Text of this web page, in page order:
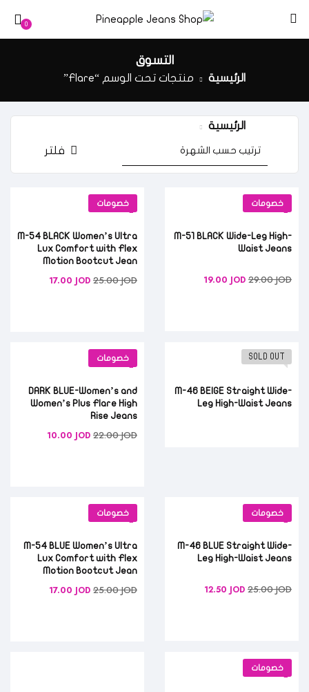
0
التسوق
الرئيسية منتجات تحت الوسم “Flare”
الرئيسية
فلتر
خصومات
M-51 BLACK Wide-Leg High-
Waist Jeans
29.00JOD
19.00 JOD
خصومات
M-54 BLACK Women’s Ultra
Lux Comfort with Flex
Motion Bootcut Jean
25.00JOD
17.00 JOD
SOLD OUT
M-46 BEIGE Straight Wide-
Leg High-Waist Jeans
خصومات
DARK BLUE-Women’s and
Women’s Plus Flare High
Rise Jeans
22.00JOD
10.00 JOD
خصومات
M-46 BLUE Straight Wide-
Leg High-Waist Jeans
25.00JOD
12.50 JOD
خصومات
M-54 BLUE Women’s Ultra
Lux Comfort with Flex
Motion Bootcut Jean
25.00JOD
17.00 JOD
خصومات